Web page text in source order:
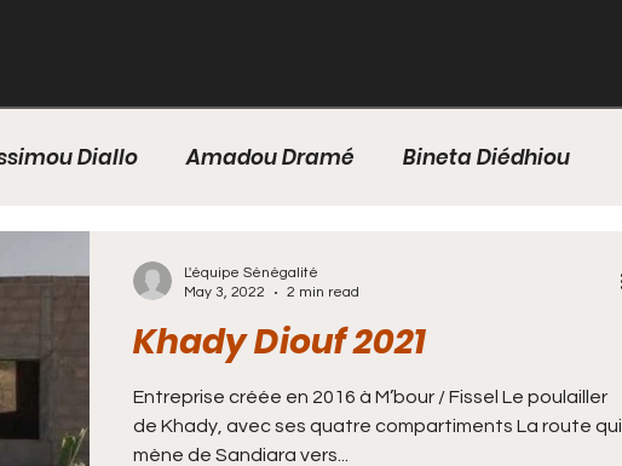
Diallo Amadou Dramé Bineta Diédhiou
Mame Samba Ndiaye Marthe Hélène Diatta
Malik Diop Sanou Keita
Khady Diouf 2021
Entreprise créée en 2016 à M’bour / Fissel Le poulailler
de Khady, avec ses quatre compartiments La route qui
mène de Sandiara vers...
L'équipe Sénégalité
May 3, 2022
2 min read